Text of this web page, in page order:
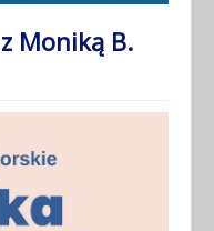
Moniką B.